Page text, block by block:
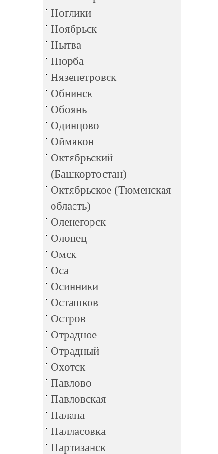
Ноглики
Ноябрьск
Нытва
Нюрба
Нязепетровск
Обнинск
Обоянь
Одинцово
Оймякон
Октябрьский
(Башкортостан)
Октябрьское (Тюменская
область)
Оленегорск
Олонец
Омск
Оса
Осинники
Осташков
Остров
Отрадное
Отрадный
Охотск
Павлово
Павловская
Палана
Палласовка
Партизанск